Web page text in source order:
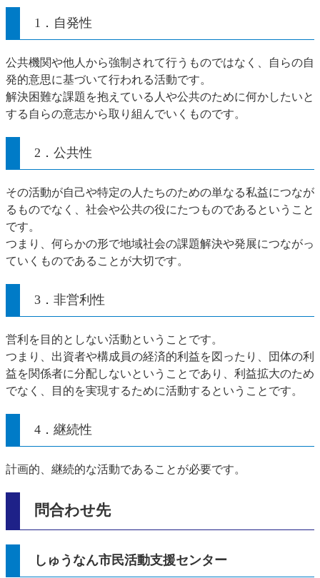
1．自発性
公共機関や他人から強制されて行うものではなく、自らの自
発的意思に基づいて行われる活動です。
解決困難な課題を抱えている人や公共のために何かしたいと
する自らの意志から取り組んでいくものです。
2．公共性
その活動が自己や特定の人たちのための単なる私益につなが
るものでなく、社会や公共の役にたつものであるということ
です。
つまり、何らかの形で地域社会の課題解決や発展につながっ
ていくものであることが大切です。
3．非営利性
営利を目的としない活動ということです。
つまり、出資者や構成員の経済的利益を図ったり、団体の利
益を関係者に分配しないということであり、利益拡大のため
でなく、目的を実現するために活動するということです。
4．継続性
計画的、継続的な活動であることが必要です。
問合わせ先
しゅうなん市民活動支援センター